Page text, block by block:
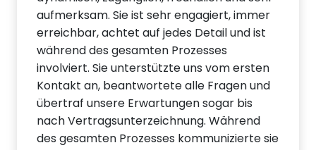
aufmerksam. Sie ist sehr engagiert, immer
erreichbar, achtet auf jedes Detail und ist
während des gesamten Prozesses
involviert. Sie unterstützte uns vom ersten
Kontakt an, beantwortete alle Fragen und
übertraf unsere Erwartungen sogar bis
nach Vertragsunterzeichnung. Während
des gesamten Prozesses kommunizierte sie